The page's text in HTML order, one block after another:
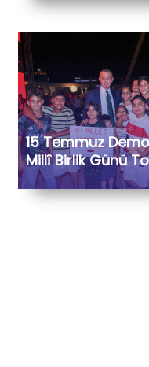
15 Temmuz
Millî Birlik Günü
Hafızası Programı